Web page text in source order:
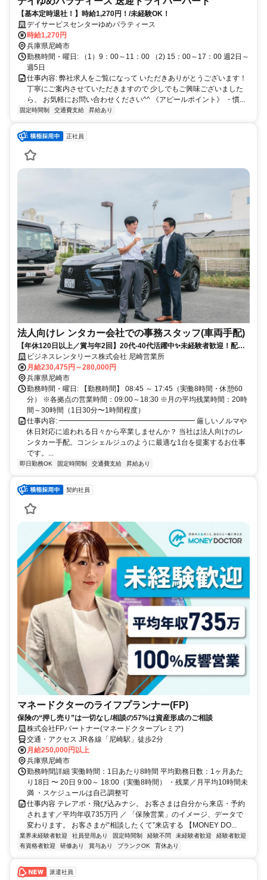
【基本定時退社！】時給1,270円！/未経験OK！
デイサービスセンターゆめパラティース
時給1,270円
兵庫県尼崎市
勤務時間・曜日: （1）9：00～11：00 （2) 15：00～17：00 週2日～
週5日
仕事内容: 弊社求人をご覧になって いただきありがとうございます！
丁寧にご案内させていただきますので 少しでもご興味ございました
ら、 お気軽にお問い合わせください^^ 《アピールポイント》 ・慣...
固定時間制 交通費支給 昇給あり
正社員
法人向けレ ンタカー会社での事務スタッフ(車両手配)
【年休120日以上／賞与年2回】20代-40代活躍中✨未経験者歓迎！配車
や洗車を含むお仕事！家族手当、運転免許手当あり！
ビジネスレンタリース株式会社 尼崎営業所
月給230,475円～280,000円
兵庫県尼崎市
勤務時間・曜日: 【勤務時間】 08:45 ～ 17:45（実働8時間・休憩60
分） ※各拠点の営業時間：09:00～18:30 ※月の平均残業時間：20時
間～30時間（1日30分〜1時間程度）
仕事内容: ━━━━━━━━━━━━━━━━━━━ 厳しいノルマや
休日対応に追われる日々から卒業しませんか？ 当社は法人向けのレ
ンタカー手配。コンシェルジュのように最適な1台を提案するお仕事
です。...
即日勤務OK 固定時間制 交通費支給 昇給あり
契約社員
マネードクターのライフプランナー(FP)
保険の“押し売り”は一切なし/相談の57%は資産形成のご相談
株式会社FPパートナー(マネードクタープレミア)
交通・アクセス JR各線「尼崎駅」徒歩2分
月給250,000円以上
兵庫県尼崎市
勤務時間詳細 実働時間：1日あたり8時間 平均勤務日数：1ヶ月あた
り18日 〜 20日 9:00～ 18:00（実働8時間） ・残業／月平均10時間未
満 ・スケジュールは自己調整可
仕事内容 テレアポ・飛び込みナシ。 お客さまは自分から来店・予約
されます／平均年収735万円 ／ 「保険営業」のイメージ、データで
変わります。 お客さまが“相談したくて”来店する 【MONEY DO...
業界未経験者歓迎 社員登用あり 固定時間制 経験不問 未経験者歓迎
経験者歓迎
有資格者歓迎
研修あり 賞与あり ブランクOK 育休あり
派遣社員